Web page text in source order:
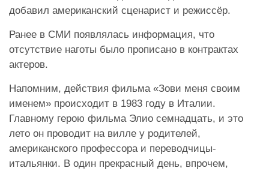
добавил американский сценарист и режиссёр.
Ранее в СМИ появлялась информация, что
отсутствие наготы было прописано в контрактах
актеров.
Напомним, действия фильма «Зови меня своим
именем» происходит в 1983 году в Италии.
Главному герою фильма Элио семнадцать, и это
лето он проводит на вилле у родителей,
американского профессора и переводчицы-
итальянки. В один прекрасный день, впрочем,